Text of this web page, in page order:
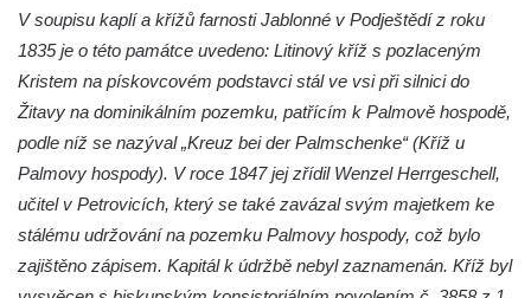
Kříž na rozcestí u domu čp. 283 v Dolním
Podluží
Görnerův kříž u silnice č. 264 v Dolním
Podluží
Kříž u domu čp. 155 v Chřibské
Údajný kříž u domu čp. 283 ve Chřibské
Kříž jižně od Bukolu
Centrální kříž hřbitova v Hrobčicích
V soupisu kaplí a křížů farnosti Jablonné v Podještědí z roku
1835 je o této památce uvedeno: Litinový kříž s pozlaceným
Kristem na pískovcovém podstavci stál ve vsi při silnici do
Žitavy na dominikálním pozemku, patřícím k Palmově hospodě,
podle níž se nazýval „Kreuz bei der Palmschenke“ (Kříž u
Palmovy hospody). V roce 1847 jej zřídil Wenzel Herrgeschell,
učitel v Petrovicích, který se také zavázal svým majetkem ke
stálému udržování na pozemku Palmovy hospody, což bylo
zajištěno zápisem. Kapitál k údržbě nebyl zaznamenán. Kříž byl